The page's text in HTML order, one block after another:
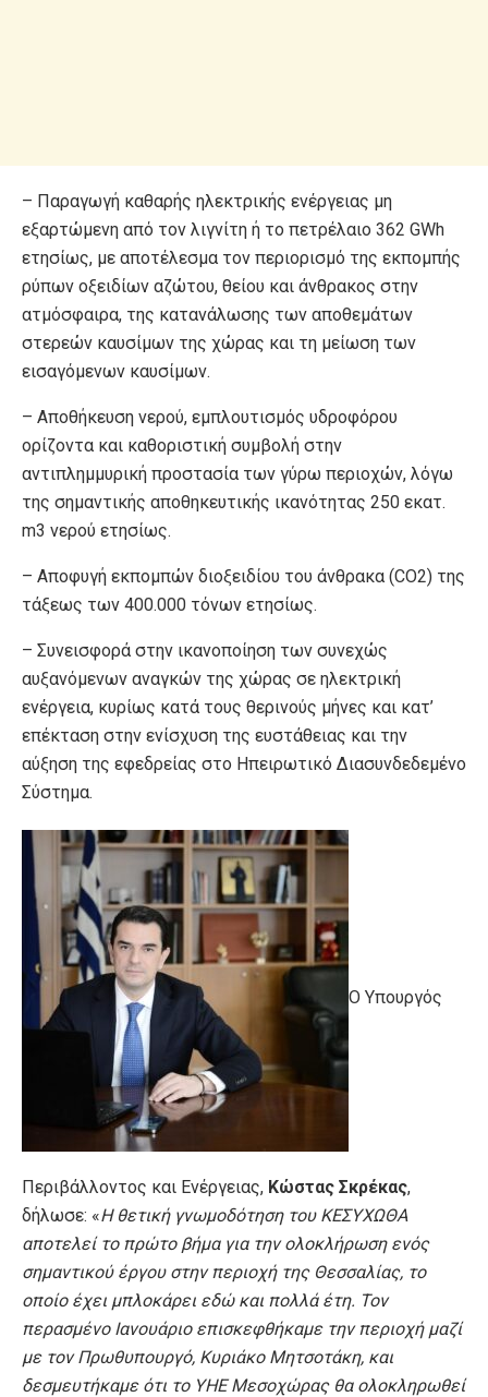
– Παραγωγή καθαρής ηλεκτρικής ενέργειας μη
εξαρτώμενη από τον λιγνίτη ή το πετρέλαιο 362 GWh
ετησίως, με αποτέλεσμα τον περιορισμό της εκπομπής
ρύπων οξειδίων αζώτου, θείου και άνθρακος στην
ατμόσφαιρα, της κατανάλωσης των αποθεμάτων
στερεών καυσίμων της χώρας και τη μείωση των
εισαγόμενων καυσίμων.
– Αποθήκευση νερού, εμπλουτισμός υδροφόρου
ορίζοντα και καθοριστική συμβολή στην
αντιπλημμυρική προστασία των γύρω περιοχών, λόγω
της σημαντικής αποθηκευτικής ικανότητας 250 εκατ.
m3 νερού ετησίως.
– Αποφυγή εκπομπών διοξειδίου του άνθρακα (CO2) της
τάξεως των 400.000 τόνων ετησίως.
– Συνεισφορά στην ικανοποίηση των συνεχώς
αυξανόμενων αναγκών της χώρας σε ηλεκτρική
ενέργεια, κυρίως κατά τους θερινούς μήνες και κατ’
επέκταση στην ενίσχυση της ευστάθειας και την
αύξηση της εφεδρείας στο Ηπειρωτικό Διασυνδεδεμένο
Σύστημα.
Ο Υπουργός
Περιβάλλοντος και Ενέργειας, Κώστας Σκρέκας,
δήλωσε: «Η θετική γνωμοδότηση του ΚΕΣΥΧΩΘΑ
αποτελεί το πρώτο βήμα για την ολοκλήρωση ενός
σημαντικού έργου στην περιοχή της Θεσσαλίας, το
οποίο έχει μπλοκάρει εδώ και πολλά έτη. Τον
περασμένο Ιανουάριο επισκεφθήκαμε την περιοχή μαζί
με τον Πρωθυπουργό, Κυριάκο Μητσοτάκη, και
δεσμευτήκαμε ότι το ΥΗΕ Μεσοχώρας θα ολοκληρωθεί